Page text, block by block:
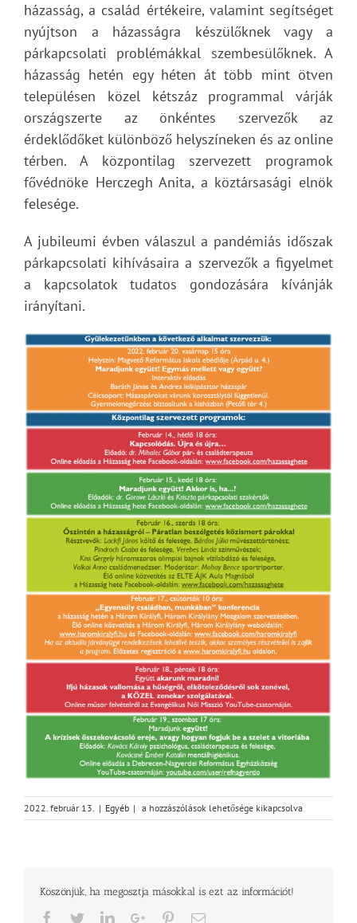
házasság, a család értékeire, valamint segítséget
nyújtson a házasságra készülőknek vagy a
párkapcsolati problémákkal szembesülőknek. A
házasság hetén egy héten át több mint ötven
településen közel kétszáz programmal várják
országszerte az önkéntes szervezők az
érdeklődőket különböző helyszíneken és az online
térben. A központilag szervezett programok
fővédnöke Herczegh Anita, a köztársasági elnök
felesége.
A jubileumi évben válaszul a pandémiás időszak
párkapcsolati kihívásaira a szervezők a figyelmet
a kapcsolatok tudatos gondozására kívánják
irányítani.
2022. február 13. | Egyéb | Maradjunk
együtt
február
a hozzászólások lehetősége kikapcsolva
Köszönjük, ha megosztja másokkal is ezt az információt!
Facebook
TwitterLinkedInGoogle+PinterestEmail